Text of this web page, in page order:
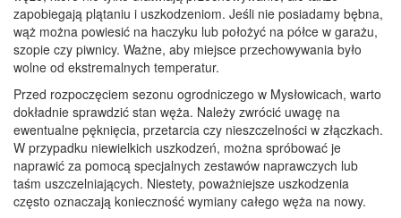
zapobiegają plątaniu i uszkodzeniom. Jeśli nie posiadamy bębna,
wąż można powiesić na haczyku lub położyć na półce w garażu,
szopie czy piwnicy. Ważne, aby miejsce przechowywania było
wolne od ekstremalnych temperatur.
Przed rozpoczęciem sezonu ogrodniczego w Mysłowicach, warto
dokładnie sprawdzić stan węża. Należy zwrócić uwagę na
ewentualne pęknięcia, przetarcia czy nieszczelności w złączkach.
W przypadku niewielkich uszkodzeń, można spróbować je
naprawić za pomocą specjalnych zestawów naprawczych lub
taśm uszczelniających. Niestety, poważniejsze uszkodzenia
często oznaczają konieczność wymiany całego węża na nowy.